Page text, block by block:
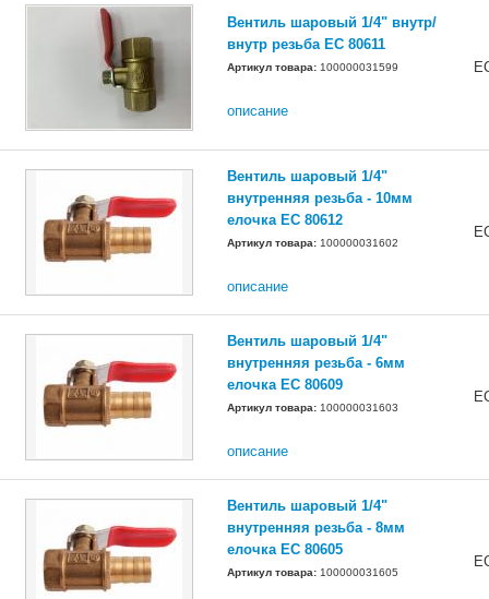
Вентиль шаровый 1/4" внутр/
внутр резьба EC 80611
Артикул товара: 100000031599
описание
Вентиль шаровый 1/4"
внутренняя резьба - 10мм
елочка EC 80612
Артикул товара: 100000031602
описание
Вентиль шаровый 1/4"
внутренняя резьба - 6мм
елочка EC 80609
Артикул товара: 100000031603
описание
Вентиль шаровый 1/4"
внутренняя резьба - 8мм
елочка EC 80605
Артикул товара: 100000031605